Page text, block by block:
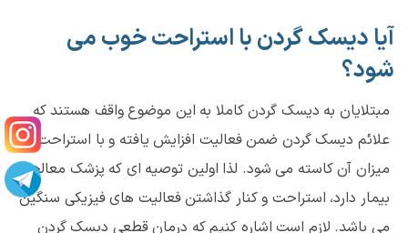
آیا دیسک گردن با استراحت خوب می
شود؟
مبتلایان به دیسک گردن کاملا به این موضوع واقف هستند که
علائم دیسک گردن ضمن فعالیت افزایش یافته و با استراحت از
میزان آن کاسته می شود. لذا اولین توصیه ای که پزشک معالج به
بیمار دارد، استراحت و کنار گذاشتن فعالیت های فیزیکی سنگین
می باشد. لازم است اشاره کنیم که درمان قطعی دیسک گردن